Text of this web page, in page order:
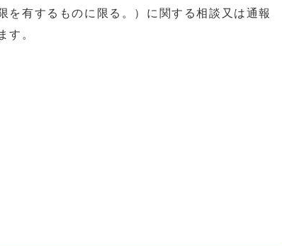
有するものに限る。）に関する相談又は通報
す。